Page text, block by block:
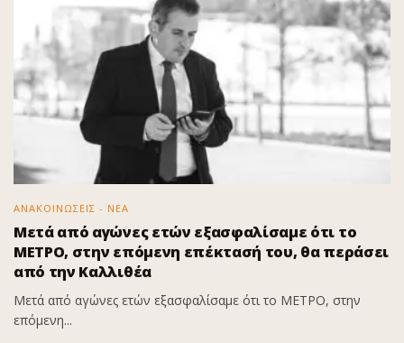
ΑΝΑΚΟΙΝΩΣΕΙΣ - ΝΕΑ
Μετά από αγώνες ετών εξασφαλίσαμε ότι το
ΜΕΤΡΟ, στην επόμενη επέκτασή του, θα περάσει
από την Καλλιθέα
Μετά από αγώνες ετών εξασφαλίσαμε ότι το ΜΕΤΡΟ, στην
επόμενη...